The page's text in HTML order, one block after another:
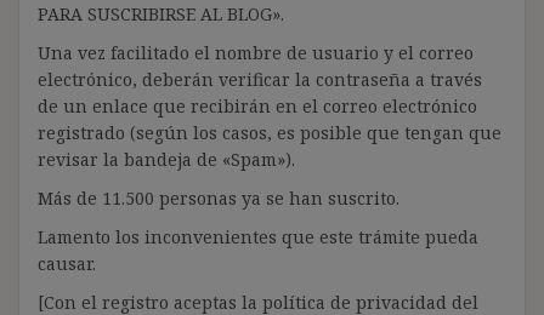
PARA SUSCRIBIRSE AL BLOG».
Una vez facilitado el nombre de usuario y el correo
electrónico, deberán verificar la contraseña a través
de un enlace que recibirán en el correo electrónico
registrado (según los casos, es posible que tengan que
revisar la bandeja de «Spam»).
Más de 11.500 personas ya se han suscrito.
Lamento los inconvenientes que este trámite pueda
causar.
[Con el registro aceptas la política de privacidad del